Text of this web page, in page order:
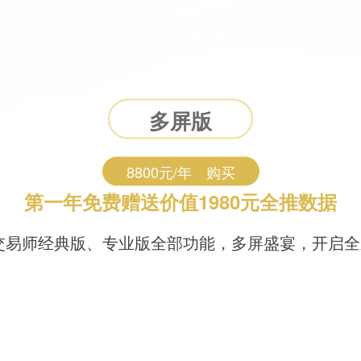
多屏版
8800元/年 购买
第一年免费赠送价值1980元全推数据
师经典版、专业版全部功能，多屏盛宴，开启全